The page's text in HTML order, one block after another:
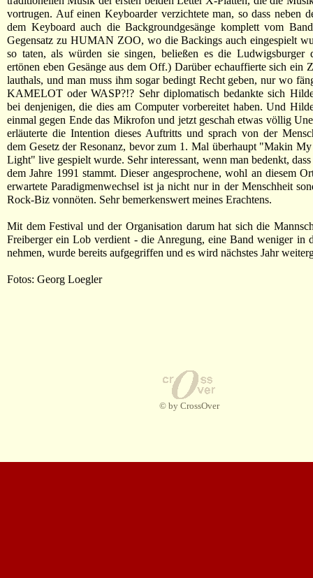
vortrugen. Auf einen Keyboarder verzichtete man, so dass neben
dem Keyboard auch die Backgroundgesänge komplett vom
Gegensatz zu HUMAN ZOO, wo die Backings auch eingespielt
so taten, als würden sie singen, beließen es die Ludwigsburger
ertönen eben Gesänge aus dem Off.) Darüber echauffierte sich ein
lauthals, und man muss ihm sogar bedingt Recht geben, nur wo
KAMELOT oder WASP?!? Sehr diplomatisch bedankte sich
bei denjenigen, die dies am Computer vorbereitet haben. Und
einmal gegen Ende das Mikrofon und jetzt geschah etwas völlig
erläuterte die Intention dieses Auftritts und sprach von der
dem Gesetz der Resonanz, bevor zum 1. Mal überhaupt "Makin
Light" live gespielt wurde. Sehr interessant, wenn man bedenkt, dass
dem Jahre 1991 stammt. Dieser angesprochene, wohl an diesem
erwartete Paradigmenwechsel ist ja nicht nur in der Menschheit
Rock-Biz vonnöten. Sehr bemerkenswert meines Erachtens.
Mit dem Festival und der Organisation darum hat sich die
Freiberger ein Lob verdient - die Anregung, eine Band weniger in
nehmen, wurde bereits aufgegriffen und es wird nächstes Jahr
Fotos: Georg Loegler
© by CrossOver